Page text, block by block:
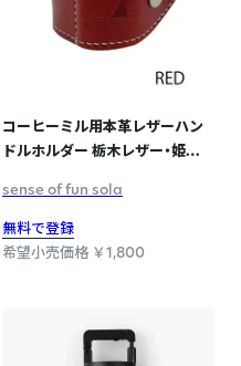
コーヒーミル用本革レザーハン
ドルホルダー 栃木レザー・姫路
sense of fun sola
無料で登録
希望小売価格 ￥1,800